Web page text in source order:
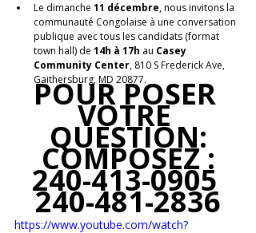
Le dimanche 11 décembre, nous invitons la
communauté Congolaise à une conversation
publique avec tous les candidats (format
town hall) de 14h à 17h au Casey
Community Center, 810 S Frederick Ave,
Gaithersburg, MD 20877.
POUR POSER
VOTRE
QUESTION:
COMPOSEZ :
240-413-0905
240-481-2836
https://www.youtube.com/watch?